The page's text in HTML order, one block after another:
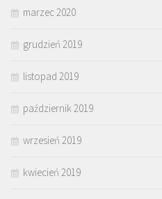
marzec 2020
grudzień 2019
listopad 2019
październik 2019
wrzesień 2019
kwiecień 2019